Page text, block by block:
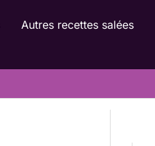
Autres recettes salées